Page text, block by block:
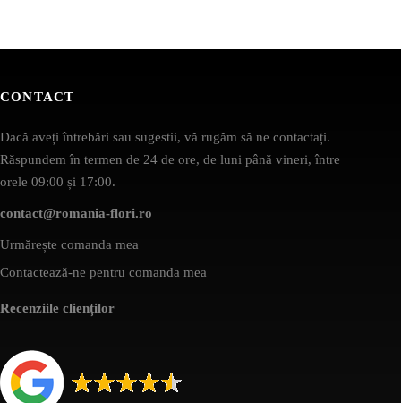
CONTACT
Dacă aveți întrebări sau sugestii, vă rugăm să ne contactați.
Răspundem în termen de 24 de ore, de luni până vineri, între
orele 09:00 și 17:00.
contact@romania-flori.ro
Urmărește comanda mea
Contactează-ne pentru comanda mea
Recenziile clienților